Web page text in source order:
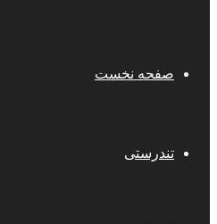
صفحه نخست
تندرستی